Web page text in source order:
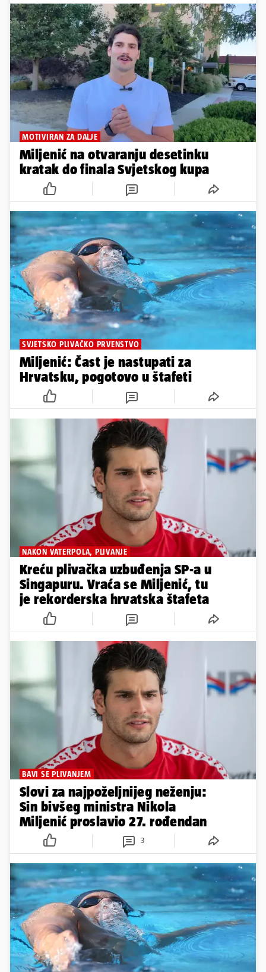
MOTIVIRAN ZA DALJE
Miljenić na otvaranju desetinku
kratak do finala Svjetskog kupa
SVJETSKO PLIVAČKO PRVENSTVO
Miljenić: Čast je nastupati za
Hrvatsku, pogotovo u štafeti
NAKON VATERPOLA, PLIVANJE
Kreću plivačka uzbuđenja SP-a u
Singapuru. Vraća se Miljenić, tu
je rekorderska hrvatska štafeta
BAVI SE PLIVANJEM
Slovi za najpoželjnijeg neženju:
Sin bivšeg ministra Nikola
Miljenić proslavio 27. rođendan
3